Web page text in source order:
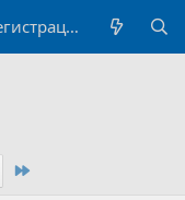
Регистрация